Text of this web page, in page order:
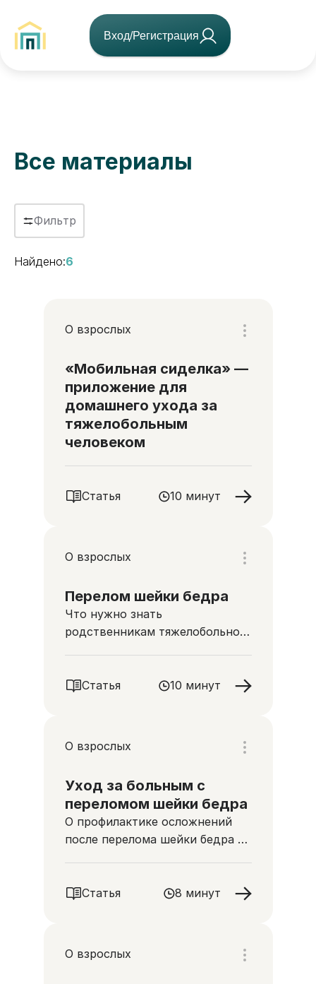
Вход/Регистрация
Все материалы
Фильтр
Найдено:6
О взрослых
«Мобильная сиделка» —
приложение для
домашнего ухода за
тяжелобольным
человеком
Статья 10 минут
О взрослых
Перелом шейки бедра
Что нужно знать
родственникам тяжелобольного
Статья
10 минут
О взрослых
Уход за больным с
переломом шейки бедра
О профилактике осложнений
после перелома шейки бедра и
травмой
Статья 8 минут
О взрослых